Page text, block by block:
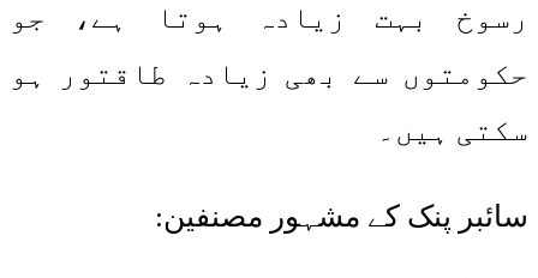
رسوخ بہت زیادہ ہوتا ہے، جو
حکومتوں سے بھی زیادہ طاقتور ہو
سکتی ہیں۔
سائبر پنک کے مشہور مصنفین: